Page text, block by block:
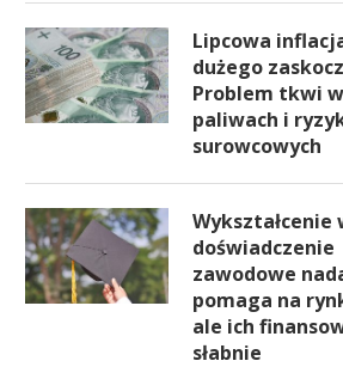
Lipcowa
dużego
Problem tkwi w
paliwach i
surowcowych
Wykształcenie
doświadczenie
zawodowe
pomaga na
ale ich
słabnie